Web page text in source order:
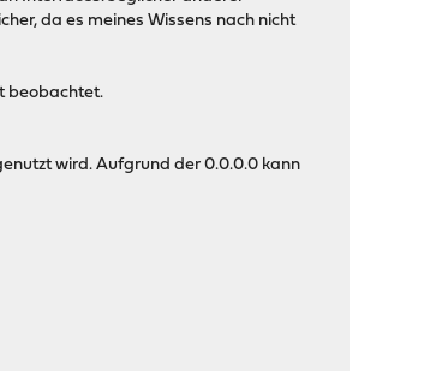
da es meines Wissens nach nicht
beobachtet.
wird. Aufgrund der 0.0.0.0 kann